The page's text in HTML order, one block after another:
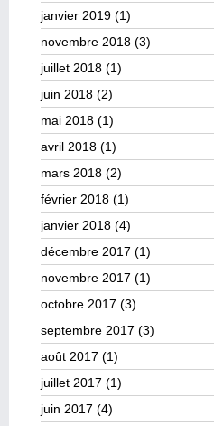
janvier 2019 (1)
novembre 2018 (3)
juillet 2018 (1)
juin 2018 (2)
mai 2018 (1)
avril 2018 (1)
mars 2018 (2)
février 2018 (1)
janvier 2018 (4)
décembre 2017 (1)
novembre 2017 (1)
octobre 2017 (3)
septembre 2017 (3)
août 2017 (1)
juillet 2017 (1)
juin 2017 (4)